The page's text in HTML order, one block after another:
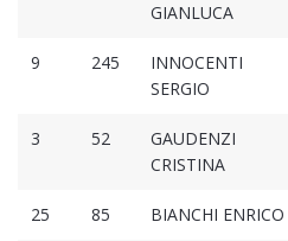
GIANLUCA
9 245
INNOCENTI
SERGIO
3 52
GAUDENZI
CRISTINA
25 85 BIANCHI ENRICO